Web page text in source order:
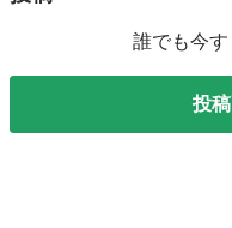
誰でも今
投